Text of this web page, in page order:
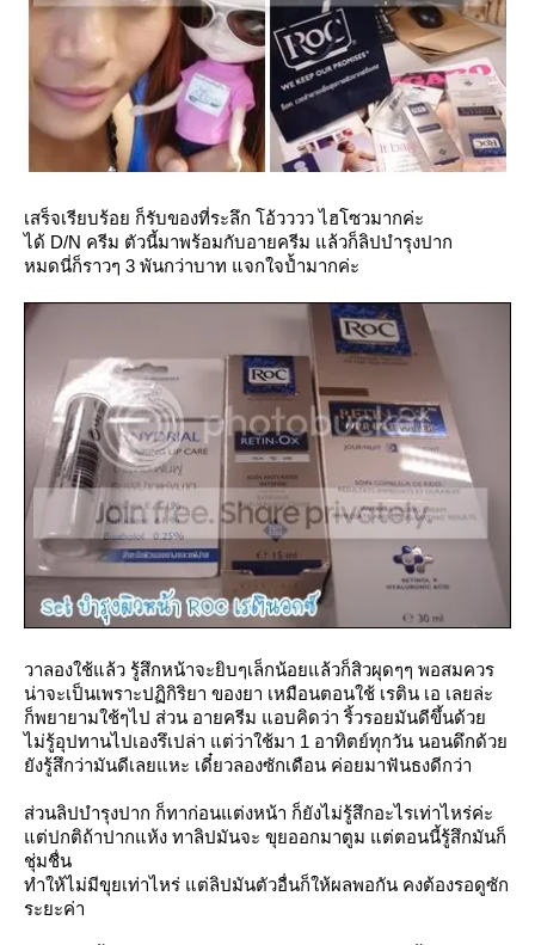
เสร็จเรียบร้อย ก็รับของที่ระลึก โอ้วววว ไฮโซวมากค่ะ
ได้ D/N ครีม ตัวนี้มาพร้อมกับอายครีม แล้วก็ลิปบำรุงปาก
หมดนี่ก็ราวๆ 3 พันกว่าบาท แจกใจป้ำมากค่ะ
วาลองใช้แล้ว รู้สึกหน้าจะยิบๆเล็กน้อยแล้วก็สิวผุดๆๆ พอสมควร
น่าจะเป็นเพราะปฏิกิริยา ของยา เหมือนตอนใช้ เรติน เอ เลยล่ะ
ก็พยายามใช้ๆไป ส่วน อายครีม แอบคิดว่า ริ้วรอยมันดีขึ้นด้ว
ไม่รู้อุปทานไปเองรึเปล่า แต่ว่าใช้มา 1 อาทิตย์ทุกวัน นอนดึกด้ว
ังรู้สึกว่ามันดีเลยแหะ เดี๋ยวลองซักเดือน ค่อยมาฟันธงดีกว่า
ส่วนลิปบำรุงปาก ก็ทาก่อนแต่งหน้า ก็ยังไม่รู้สึกอะไรเท่าไหร่ค่ะ
ต่ปกติถ้าปากแห้ง ทาลิปมันจะ ขุยออกมาตูม แต่ตอนนี้รู้สึกมันก็
ชุ่มชื่น
ทำให้ไม่มีขุยเท่าไหร่ แต่ลิปมันตัวอื่นก็ให้ผลพอกัน คงต้องรอดูซัก
ระยะค่า